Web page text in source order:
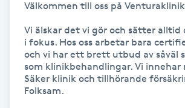
Mesoterapi
MicroPen
Välkommen till oss på
Vi älskar det vi gör och sätter alltid
i fokus. Hos oss arbetar bara
och vi har ett brett utbud av såväl
som klinikbehandlingar. Vi innehar
Säker klinik och tillhörande
Folksam.